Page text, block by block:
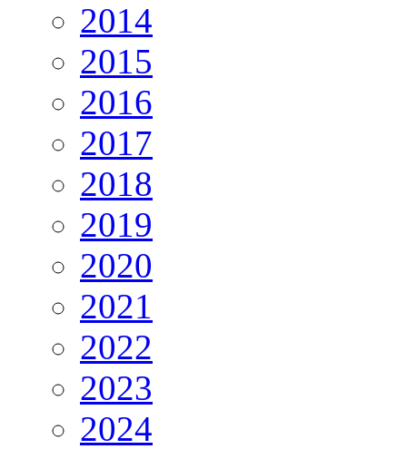
2014
2015
2016
2017
2018
2019
2020
2021
2022
2023
2024